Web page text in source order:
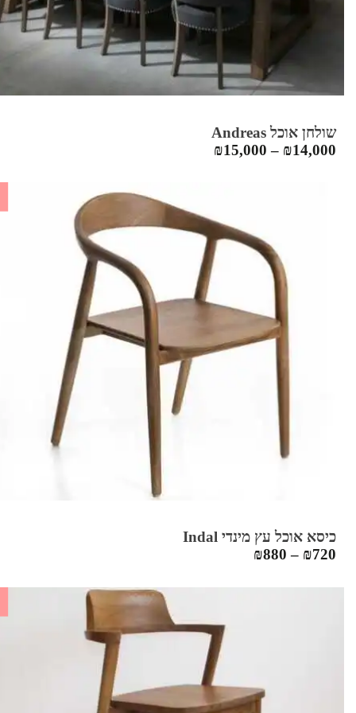
שולחן אוכל Andreas
₪14,000
–
₪15,000
כיסא אוכל עץ מינדי Indal
₪720
–
₪880